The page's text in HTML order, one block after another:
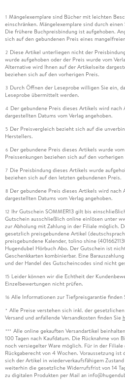
1 Mängelexemplare sind Bücher mit leichten
einschränken. Mängelexemplare sind durch
Die frühere Buchpreisbindung ist aufgehoben.
sich auf den gebundenen Preis eines
2 Diese Artikel unterliegen nicht der
wurde aufgehoben oder der Preis wurde vom
Alternative wird Ihnen auf der Artikelseite
beziehen sich auf den vorherigen Preis.
3 Durch Öffnen der Leseprobe willigen Sie ein,
Leseprobe übermittelt werden.
4 Der gebundene Preis dieses Artikels wird
dargestellten Datums vom Verlag angehoben.
5 Der Preisvergleich bezieht sich auf die
Herstellers.
6 Der gebundene Preis dieses Artikels wurde
Preissenkungen beziehen sich auf den vorherigen
7 Die Preisbindung dieses Artikels wurde
beziehen sich auf den letzten gebundenen Preis.
8 Der gebundene Preis dieses Artikels wird nach
dargestellten Datums vom Verlag angehoben.
12 Ihr Gutschein SOMMER13 gilt bis
Gutschein ausschließlich online einlösen unter
zur Abholung mit Zahlung in der Filiale möglich.
gesetzlich preisgebundene Artikel
preisgebundene Kalender, tolino shine
Hugendubel Hörbuch Abo. Der Gutschein ist
Geschenkkarten kombinierbar. Eine
und der Handel des Gutscheincodes sind nicht
15 Leider können wir die Echtheit der
Einzelbewertungen nicht prüfen.
16 Alle Informationen zur Tiefpreisgarantie finden
* Alle Preise verstehen sich inkl. der
Versand und anfallende Versandkosten finden Sie
*** Alle online gekauften Versandartikel
100 Tagen nach Kaufdatum. Die Rücknahme von
noch versiegelter Ware möglich. Für in der
Rückgaberecht von 4 Wochen. Voraussetzung ist
sich der Artikel in wiederverkaufsfähigem
weiterhin die gesetzliche Widerrufsfrist von 14
zu digitalen Produkten per Mail an